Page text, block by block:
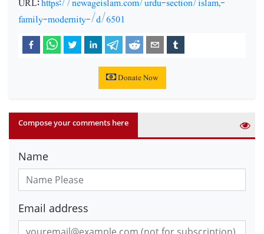
family-modernity-/d/6501
Donate Now
Compose your comments here
Name
Email address